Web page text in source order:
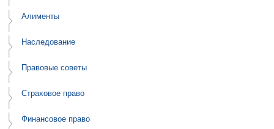
Алименты
Наследование
Правовые советы
Страховое право
Финансовое право